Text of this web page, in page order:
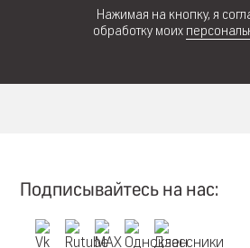
Нажимая на кнопку, я
обработку моих
Подписывайтесь на нас: